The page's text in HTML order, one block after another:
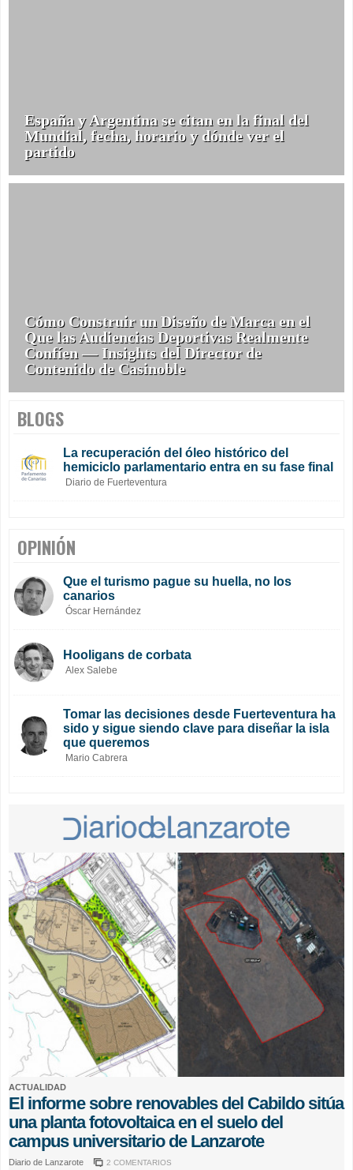
España y Argentina se citan en la final del
Mundial, fecha, horario y dónde ver el
partido
Cómo Construir un Diseño de Marca en el
Que las Audiencias Deportivas Realmente
Confíen — Insights del Director de
Contenido de Casinoble
BLOGS
La recuperación del óleo histórico del
hemiciclo parlamentario entra en su fase final
Diario de Fuerteventura
OPINIÓN
Que el turismo pague su huella, no los
canarios
Óscar Hernández
Hooligans de corbata
Alex Salebe
Tomar las decisiones desde Fuerteventura ha
sido y sigue siendo clave para diseñar la isla
que queremos
Mario Cabrera
ACTUALIDAD
El informe sobre renovables del Cabildo sitúa
una planta fotovoltaica en el suelo del
campus universitario de Lanzarote
Diario de Lanzarote 2 COMENTARIOS